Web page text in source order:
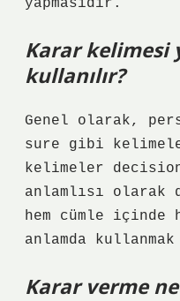
yapmasıdır.
Karar kelimesi
kullanılır?
Genel olarak,
sure gibi
kelimeler
anlamlısı olarak
hem cümle içinde
anlamda kullanmak
Karar verme